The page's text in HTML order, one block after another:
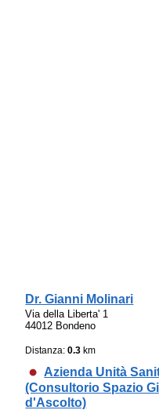
Dr. Gianni Molinari
Via della Liberta' 1
44012 Bondeno
Distanza:0.3 km
Azienda Unità
(Consultorio Spazio
d'Ascolto)